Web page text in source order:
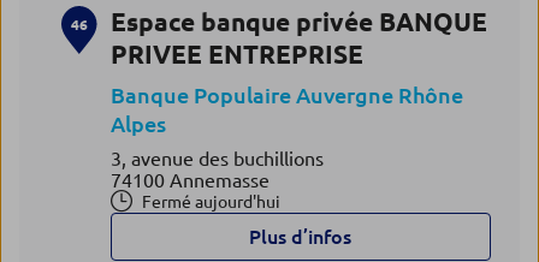
46
Espace banque privée BANQUE
PRIVEE ENTREPRISE
Banque Populaire Auvergne Rhône
Alpes
3, avenue des buchillions
74100 Annemasse
Fermé aujourd'hui
Plus d’infos